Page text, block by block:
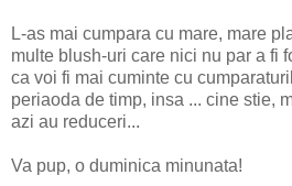
L-as mai cumpara cu mare, mare
multe blush-uri care nici nu par a fi
ca voi fi mai cuminte cu
periaoda de timp, insa ... cine stie,
azi au reduceri...
Va pup, o duminica minunata!